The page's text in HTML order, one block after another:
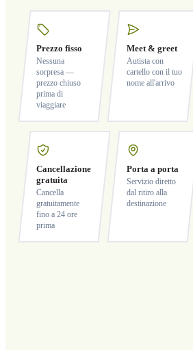
Prezzo fisso
Nessuna
sorpresa —
prezzo chiuso
prima di
viaggiare
Meet & greet
Autista con
cartello con il tuo
nome all'arrivo
Cancellazione
gratuita
Cancella
gratuitamente
fino a 24 ore
prima
Porta a porta
Servizio diretto
dal ritiro alla
destinazione